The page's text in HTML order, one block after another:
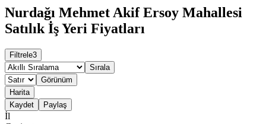
Nurdağı Mehmet Akif Ersoy Mahallesi
Satılık İş Yeri Fiyatları
Filtrele3
Sırala
Görünüm
Harita
Kaydet
Paylaş
İl